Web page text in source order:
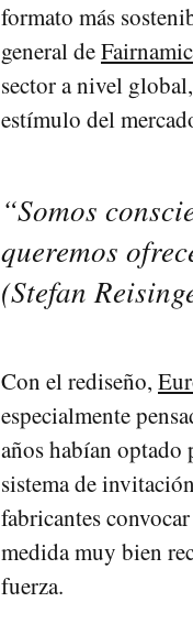
formato más
general deFairnamic
sector a nivel
estímulo del
“Somos
queremos
(Stefan
Con el rediseño,
especialmente
años habían optado
sistema de
fabricantes
medida muy bien
fuerza.